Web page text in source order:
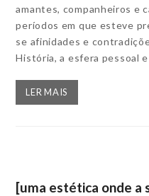
amantes, companheiros e
períodos em que esteve
se afinidades e
História, a esfera pessoal
LER MAIS
[uma estética onde a